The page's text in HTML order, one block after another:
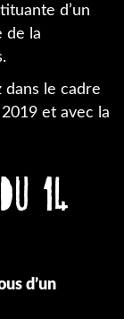
d’un
de la
dans le cadre
et avec la
14
d’un